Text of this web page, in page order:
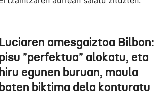
amesgaiztoa Bilbon:
"perfektua" alokatu, eta
egunen buruan, maula
biktima dela konturatu